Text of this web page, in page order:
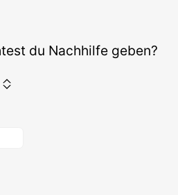
du Nachhilfe geben?